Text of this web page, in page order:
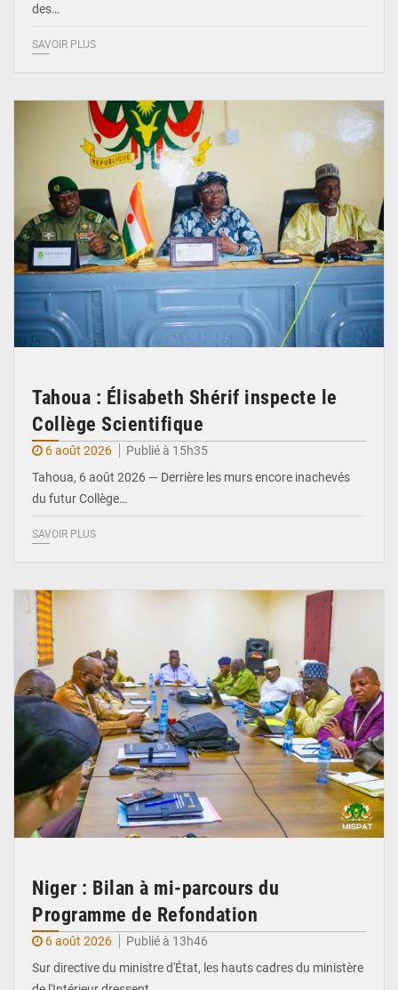
des…
SAVOIR PLUS
Tahoua : Élisabeth Shérif inspecte le
Collège Scientifique
6 août 2026
Publié à 15h35
Tahoua, 6 août 2026 — Derrière les murs encore inachevés
du futur Collège…
SAVOIR PLUS
Niger : Bilan à mi-parcours du
Programme de Refondation
6 août 2026
Publié à 13h46
Sur directive du ministre d'État, les hauts cadres du ministère